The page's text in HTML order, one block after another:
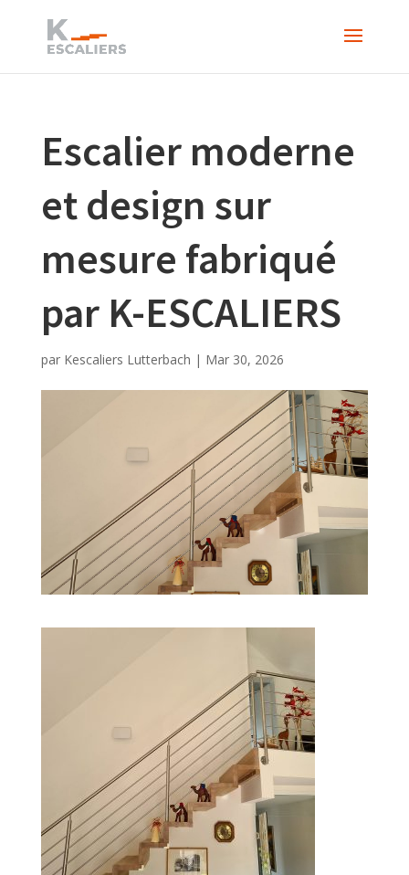
Escalier moderne
et design sur
mesure fabriqué
par K-ESCALIERS
par Kescaliers Lutterbach | Mar 30, 2026